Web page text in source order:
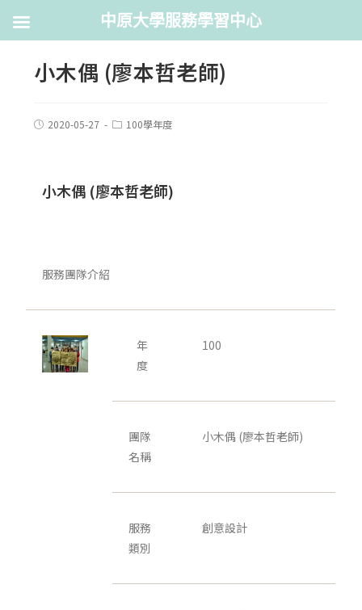
小木偶 (廖本哲老師)
2020-05-27 100學年度
小木偶 (廖本哲老師)
服務團隊介紹
年
度
100
團隊
名稱
小木偶 (廖本哲老師)
服務
類別
創意設計
中原大學服務學習中心